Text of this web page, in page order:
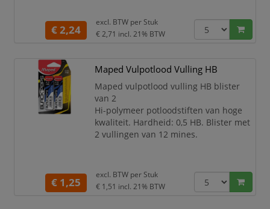
€ 2,24
excl. BTW per Stuk
€ 2,71 incl. 21% BTW
Maped Vulpotlood Vulling HB
Maped vulpotlood vulling HB blister
van 2
Hi-polymeer potloodstiften van hoge
kwaliteit. Hardheid: 0,5 HB. Blister met
2 vullingen van 12 mines.
€ 1,25
excl. BTW per Stuk
€ 1,51 incl. 21% BTW